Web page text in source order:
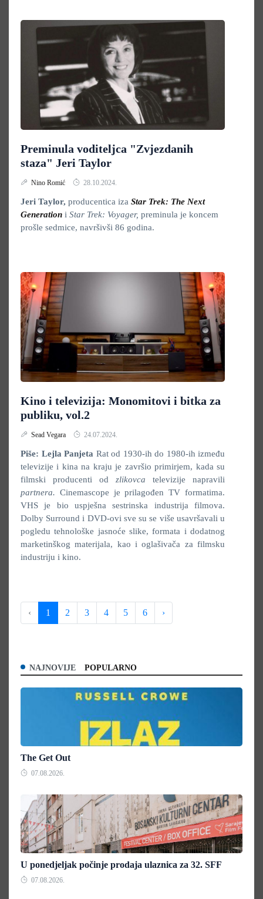
Preminula voditeljca "Zvjezdanih
staza" Jeri Taylor
Nino Romić 28.10.2024.
Jeri Taylor, producentica iza Star Trek: The Next
Generation i Star Trek: Voyager, preminula je koncem
prošle sedmice, navršivši 86 godina.
Kino i televizija: Monomitovi i bitka za
publiku, vol.2
Sead Vegara 24.07.2024.
Piše: Lejla Panjeta Rat od 1930-ih do 1980-ih između
televizije i kina na kraju je završio primirjem, kada su
filmski producenti od zlikovca televizije napravili
partnera. Cinemascope je prilagođen TV formatima.
VHS je bio uspješna sestrinska industrija filmova.
Dolby Surround i DVD-ovi sve su se više usavršavali u
pogledu tehnološke jasnoće slike, formata i dodatnog
marketinškog materijala, kao i oglašivača za filmsku
industriju i kino.
‹ 1 2 3 4 5 6 ›
NAJNOVIJE POPULARNO
The Get Out
07.08.2026.
U ponedjeljak počinje prodaja ulaznica za 32. SFF
07.08.2026.